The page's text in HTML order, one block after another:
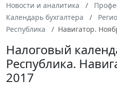
Новости и аналитика
Календарь бухгалтера
Республика
Навигатор.
Налоговый
Республика.
2017